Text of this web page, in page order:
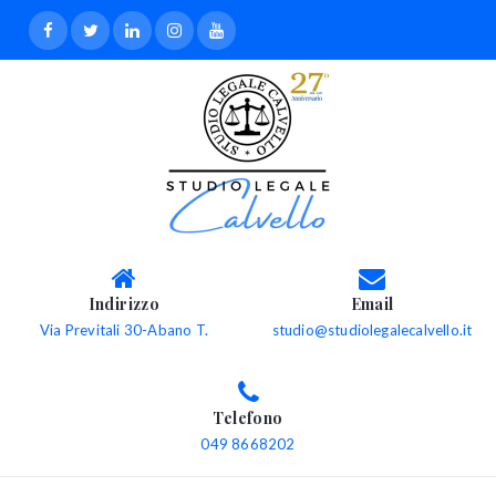
Indirizzo
Via Previtali 30-Abano T.
Email
studio@studiolegalecalvello.it
Telefono
049 8668202